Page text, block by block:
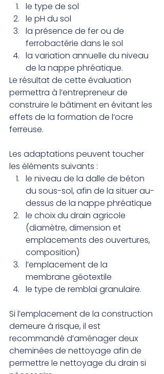
le type de sol
le pH du sol
la présence de fer ou de
ferrobactérie dans le sol
la variation annuelle du niveau
de la nappe phréatique.
Le résultat de cette évaluation
permettra à l’entrepreneur de
construire le bâtiment en évitant les
effets de la formation de l’ocre
ferreuse.
Les adaptations peuvent toucher
les éléments suivants :
le niveau de la dalle de béton
du sous-sol, afin de la situer au-
dessus de la nappe phréatique
le choix du drain agricole
(diamètre, dimension et
emplacements des ouvertures,
composition)
l’emplacement de la
membrane géotextile
le type de remblai granulaire.
Si l’emplacement de la construction
demeure à risque, il est
recommandé d’aménager deux
cheminées de nettoyage afin de
permettre le nettoyage du drain si